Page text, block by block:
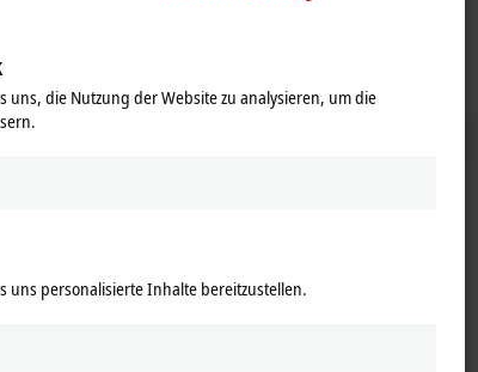
uns, die Nutzung der Website zu analysieren, um die
uns personalisierte Inhalte bereitzustellen.